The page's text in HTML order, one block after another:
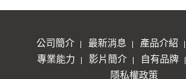
公司簡介 最新消息 產品介紹
專業能力
影片簡介 自有品牌
隱私權政策